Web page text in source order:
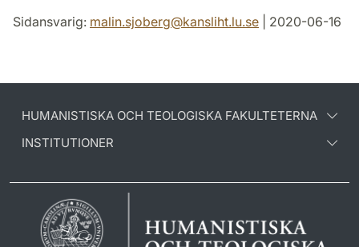
Sidansvarig: malin.sjoberg@kansliht.lu.se | 2020-06-16
HUMANISTISKA OCH TEOLOGISKA FAKULTETERNA
INSTITUTIONER